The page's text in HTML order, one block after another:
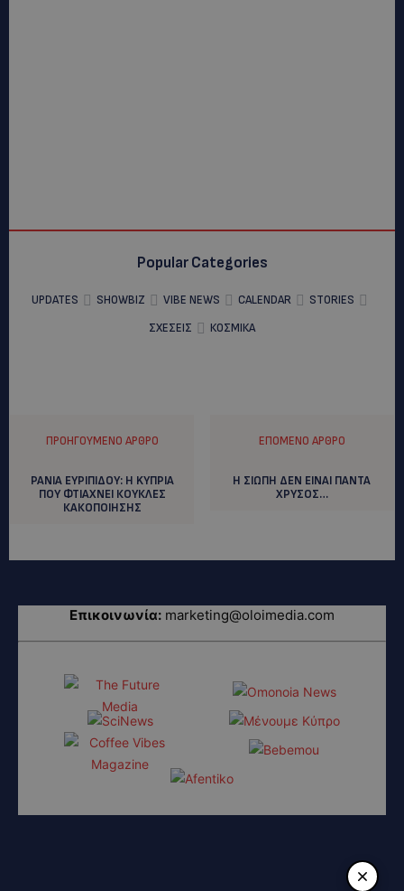
Popular Categories
UPDATES SHOWBIZ VIBE NEWS CALENDAR
STORIES
ΣΧΕΣΕΙΣ
ΚΟΣΜΙΚΑ
ΠΡΟΗΓΟΎΜΕΝΟ ΆΡΘΡΟ
ΡΑΝΙΑ ΕΥΡΙΠΙΔΟΥ: H KΥΠΡΙΑ
ΠΟΥ ΦΤΙΑΧΝΕΙ ΚΟΥΚΛΕΣ
ΚΑΚΟΠΟΙΗΣΗΣ
ΕΠΌΜΕΝΟ ΆΡΘΡΟ
Η ΣΙΩΠΗ ΔΕΝ ΕΙΝΑΙ ΠΑΝΤΑ
ΧΡΥΣΟΣ…
Επικοινωνία: marketing@oloimedia.com